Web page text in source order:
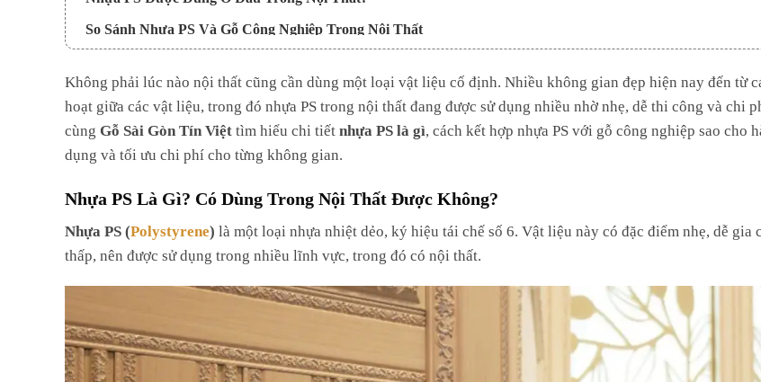
So Sánh Nhựa PS Và Gỗ Công Nghiệp Trong Nội Thất
Dùng nhựa PS cho phần trang trí
Dùng gỗ công nghiệp cho kết cấu chính
Phối hợp vật liệu theo đúng vai trò
Giải Đáp Thắc Mắc Về Nhựa PS Trong Nội Thất
Có nên thay gỗ bằng PS không?
PS có an toàn trong nhà không?
Không phải lúc nào nội thất cũng cần dùng một loại vật liệu cố định. Nhiều không gian đẹp hiện nay đến từ
hoạt giữa các vật liệu, trong đó nhựa PS trong nội thất đang được sử dụng nhiều nhờ nhẹ, dễ thi công và chi
cùng Gỗ Sài Gòn Tín Việt tìm hiểu chi tiết nhựa PS là gì , cách kết hợp nhựa PS với gỗ công nghiệp sao cho
dụng và tối ưu chi phí cho từng không gian.
Nhựa PS Là Gì? Có Dùng Trong Nội Thất Được Không?
Nhựa PS (Polystyrene) là một loại nhựa nhiệt dẻo, ký hiệu tái chế số 6. Vật liệu này có đặc điểm nhẹ, dễ gia
thấp, nên được sử dụng trong nhiều lĩnh vực, trong đó có nội thất.